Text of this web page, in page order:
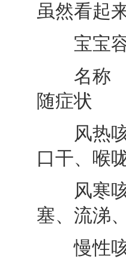
虽然看起
宝宝容
名
随
风热
口干、喉
风寒
塞、流涕
慢性